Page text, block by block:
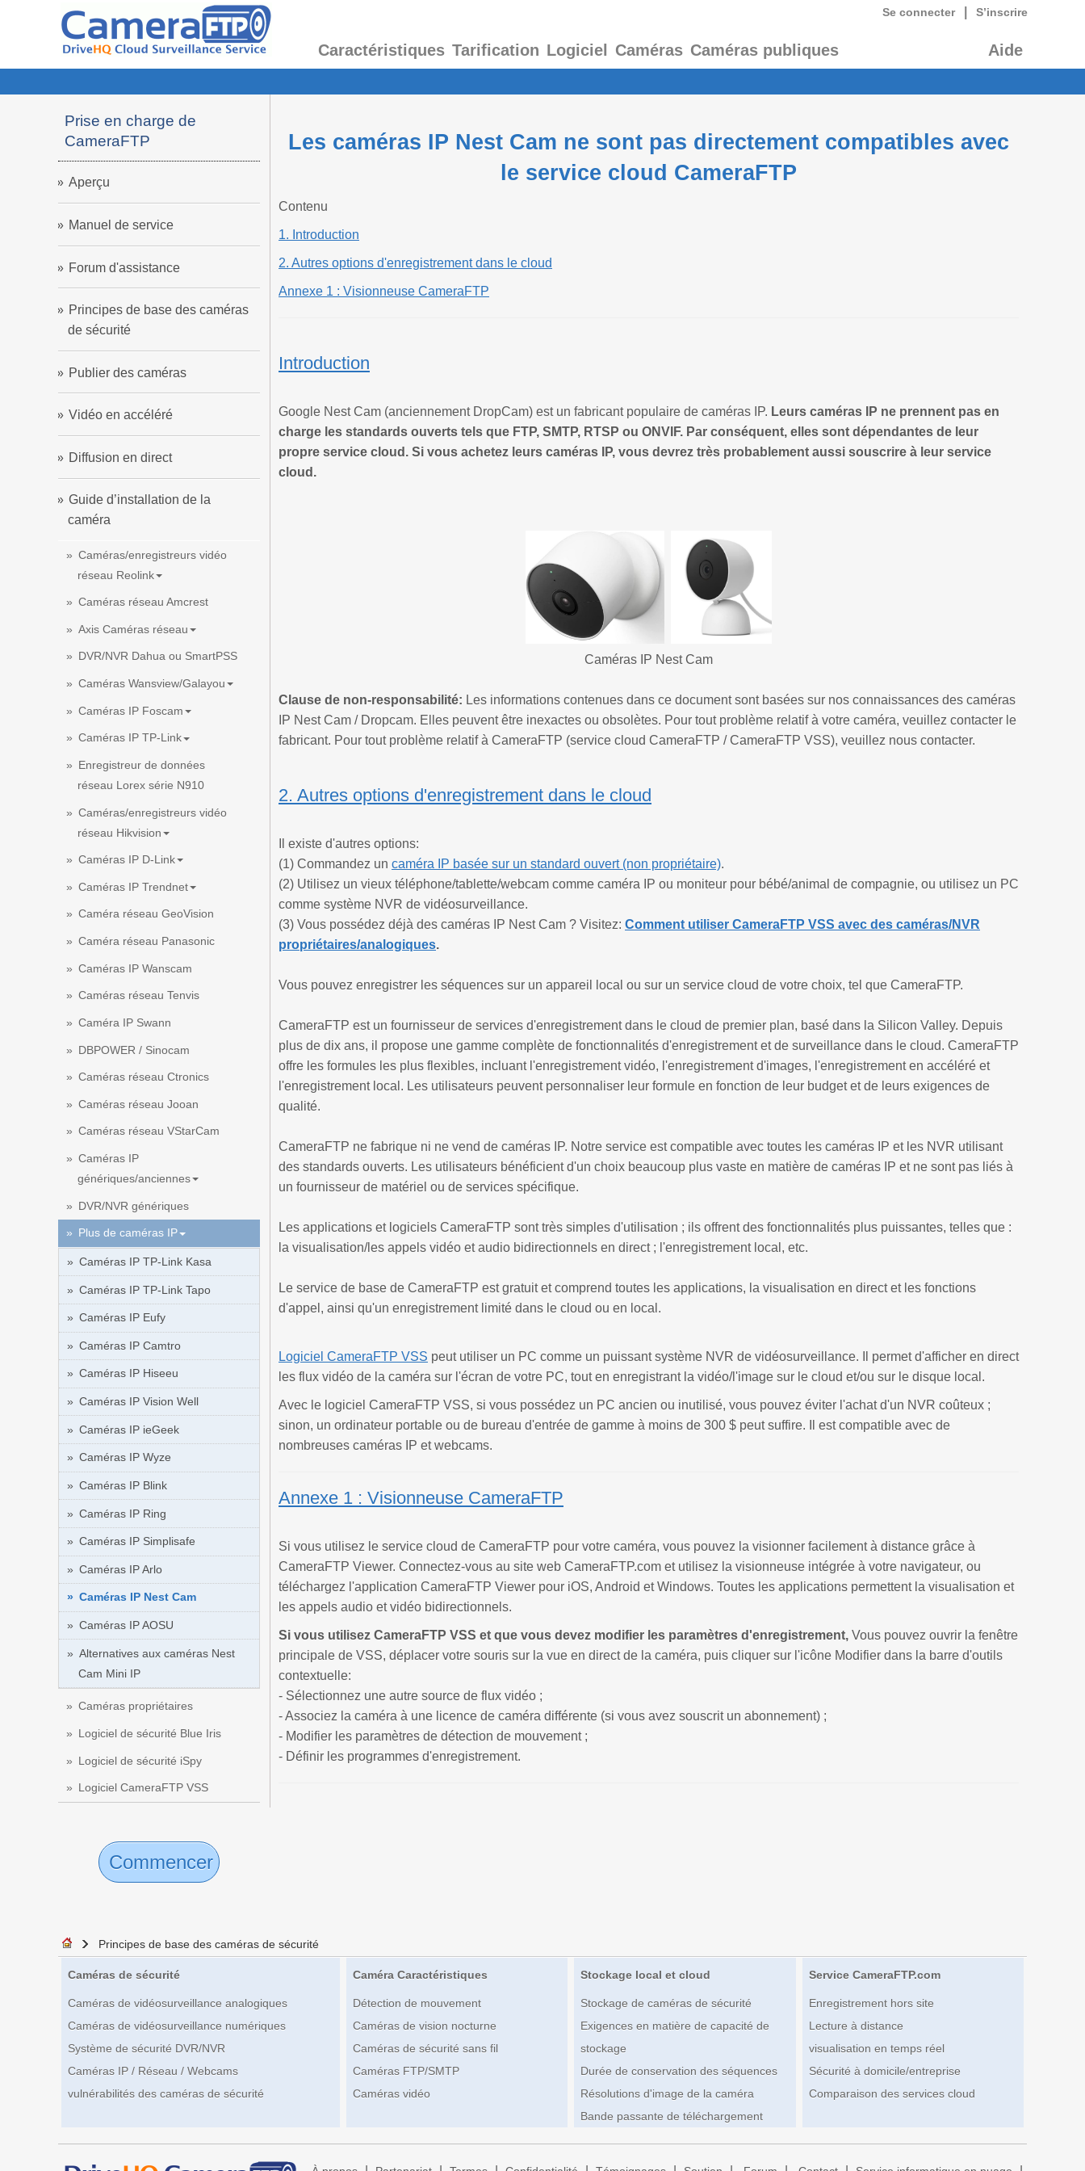
Se connecter S’inscrire
Caractéristiques Tarification Logiciel Caméras Caméras publiques Aide
Prise en charge de
CameraFTP
Aperçu
Manuel de service
Forum d'assistance
Principes de base des caméras
de sécurité
Publier des caméras
Vidéo en accéléré
Diffusion en direct
Guide d’installation de la
caméra
Caméras/enregistreurs vidéo
réseau Reolink
Caméras réseau Amcrest
Axis Caméras réseau
DVR/NVR Dahua ou SmartPSS
Caméras Wansview/Galayou
Caméras IP Foscam
Caméras IP TP-Link
Enregistreur de données
réseau Lorex série N910
Caméras/enregistreurs vidéo
réseau Hikvision
Caméras IP D-Link
Caméras IP Trendnet
Caméra réseau GeoVision
Caméra réseau Panasonic
Caméras IP Wanscam
Caméras réseau Tenvis
Caméra IP Swann
DBPOWER / Sinocam
Caméras réseau Ctronics
Caméras réseau Jooan
Caméras réseau VStarCam
Caméras IP
génériques/anciennes
DVR/NVR génériques
Plus de caméras IP
Caméras IP TP-Link Kasa
Caméras IP TP-Link Tapo
Caméras IP Eufy
Caméras IP Camtro
Caméras IP Hiseeu
Caméras IP Vision Well
Caméras IP ieGeek
Caméras IP Wyze
Caméras IP Blink
Caméras IP Ring
Caméras IP Simplisafe
Caméras IP Arlo
Caméras IP Nest Cam
Caméras IP AOSU
Alternatives aux caméras Nest
Cam Mini IP
Caméras propriétaires
Logiciel de sécurité Blue Iris
Logiciel de sécurité iSpy
Logiciel CameraFTP VSS
Commencer
Les caméras IP Nest Cam ne sont pas directement compatibles avec
le service cloud CameraFTP
Contenu
1. Introduction
2. Autres options d'enregistrement dans le cloud
Annexe 1 : Visionneuse CameraFTP
Introduction
Google Nest Cam (anciennement DropCam) est un fabricant populaire de caméras IP. Leurs caméras IP ne prennent pas en
charge les standards ouverts tels que FTP, SMTP, RTSP ou ONVIF. Par conséquent, elles sont dépendantes de leur
propre service cloud. Si vous achetez leurs caméras IP, vous devrez très probablement aussi souscrire à leur service
cloud.
Caméras IP Nest Cam
Clause de non-responsabilité: Les informations contenues dans ce document sont basées sur nos connaissances des caméras
IP Nest Cam / Dropcam. Elles peuvent être inexactes ou obsolètes. Pour tout problème relatif à votre caméra, veuillez contacter le
fabricant. Pour tout problème relatif à CameraFTP (service cloud CameraFTP / CameraFTP VSS), veuillez nous contacter.
2. Autres options d'enregistrement dans le cloud
Il existe d'autres options:
(1) Commandez un caméra IP basée sur un standard ouvert (non propriétaire).
(2) Utilisez un vieux téléphone/tablette/webcam comme caméra IP ou moniteur pour bébé/animal de compagnie, ou utilisez un PC
comme système NVR de vidéosurveillance.
(3) Vous possédez déjà des caméras IP Nest Cam ? Visitez: Comment utiliser CameraFTP VSS avec des caméras/NVR
propriétaires/analogiques.
Vous pouvez enregistrer les séquences sur un appareil local ou sur un service cloud de votre choix, tel que CameraFTP.
CameraFTP est un fournisseur de services d'enregistrement dans le cloud de premier plan, basé dans la Silicon Valley. Depuis
plus de dix ans, il propose une gamme complète de fonctionnalités d'enregistrement et de surveillance dans le cloud. CameraFTP
offre les formules les plus flexibles, incluant l'enregistrement vidéo, l'enregistrement d'images, l'enregistrement en accéléré et
l'enregistrement local. Les utilisateurs peuvent personnaliser leur formule en fonction de leur budget et de leurs exigences de
qualité.
CameraFTP ne fabrique ni ne vend de caméras IP. Notre service est compatible avec toutes les caméras IP et les NVR utilisant
des standards ouverts. Les utilisateurs bénéficient d'un choix beaucoup plus vaste en matière de caméras IP et ne sont pas liés à
un fournisseur de matériel ou de services spécifique.
Les applications et logiciels CameraFTP sont très simples d'utilisation ; ils offrent des fonctionnalités plus puissantes, telles que :
la visualisation/les appels vidéo et audio bidirectionnels en direct ; l'enregistrement local, etc.
Le service de base de CameraFTP est gratuit et comprend toutes les applications, la visualisation en direct et les fonctions
d'appel, ainsi qu'un enregistrement limité dans le cloud ou en local.
Logiciel CameraFTP VSS peut utiliser un PC comme un puissant système NVR de vidéosurveillance. Il permet d'afficher en direct
les flux vidéo de la caméra sur l'écran de votre PC, tout en enregistrant la vidéo/l'image sur le cloud et/ou sur le disque local.
Avec le logiciel CameraFTP VSS, si vous possédez un PC ancien ou inutilisé, vous pouvez éviter l'achat d'un NVR coûteux ;
sinon, un ordinateur portable ou de bureau d'entrée de gamme à moins de 300 $ peut suffire. Il est compatible avec de
nombreuses caméras IP et webcams.
Annexe 1 : Visionneuse CameraFTP
Si vous utilisez le service cloud de CameraFTP pour votre caméra, vous pouvez la visionner facilement à distance grâce à
CameraFTP Viewer. Connectez-vous au site web CameraFTP.com et utilisez la visionneuse intégrée à votre navigateur, ou
téléchargez l'application CameraFTP Viewer pour iOS, Android et Windows. Toutes les applications permettent la visualisation et
les appels audio et vidéo bidirectionnels.
Si vous utilisez CameraFTP VSS et que vous devez modifier les paramètres d'enregistrement, Vous pouvez ouvrir la fenêtre
principale de VSS, déplacer votre souris sur la vue en direct de la caméra, puis cliquer sur l'icône Modifier dans la barre d'outils
contextuelle:
- Sélectionnez une autre source de flux vidéo ;
- Associez la caméra à une licence de caméra différente (si vous avez souscrit un abonnement) ;
- Modifier les paramètres de détection de mouvement ;
- Définir les programmes d'enregistrement.
Principes de base des caméras de sécurité
Caméras de sécurité
Caméras de vidéosurveillance analogiques
Caméras de vidéosurveillance numériques
Système de sécurité DVR/NVR
Caméras IP / Réseau / Webcams
vulnérabilités des caméras de sécurité
Caméra Caractéristiques
Détection de mouvement
Caméras de vision nocturne
Caméras de sécurité sans fil
Caméras FTP/SMTP
Caméras vidéo
Stockage local et cloud
Stockage de caméras de sécurité
Exigences en matière de capacité de
stockage
Durée de conservation des séquences
Résolutions d'image de la caméra
Bande passante de téléchargement
Service CameraFTP.com
Enregistrement hors site
Lecture à distance
visualisation en temps réel
Sécurité à domicile/entreprise
Comparaison des services cloud